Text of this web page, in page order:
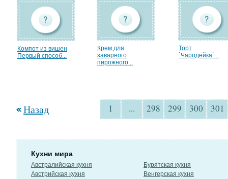
Компот из вишен
Первый способ...
Крем для
заварного
пирожного...
Торт
`Чародейка`...
Назад 1 ... 298 299 300 301
Кухни мира
Австралийская кухня
Австрийская кухня
Бурятская кухня
Венгерская кухня